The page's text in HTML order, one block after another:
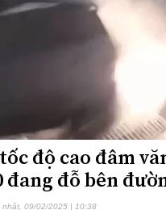
độ cao đâm
đỗ bên
nhật, 09/02/2025 | 10:38